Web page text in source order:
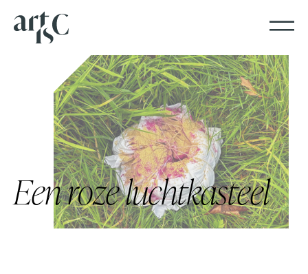
Een roze luchtkasteel